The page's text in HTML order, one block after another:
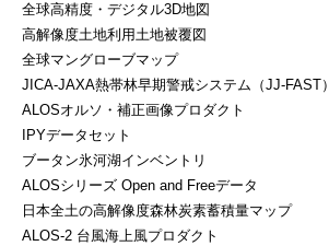
全球高精度・デジタル3D地図
高解像度土地利用土地被覆図
全球マングローブマップ
JICA-JAXA熱帯林早期警戒システム（JJ-FAST）
ALOSオルソ・補正画像プロダクト
IPYデータセット
ブータン氷河湖インベントリ
ALOSシリーズ Open and Freeデータ
日本全土の高解像度森林炭素蓄積量マップ
ALOS-2 台風海上風プロダクト